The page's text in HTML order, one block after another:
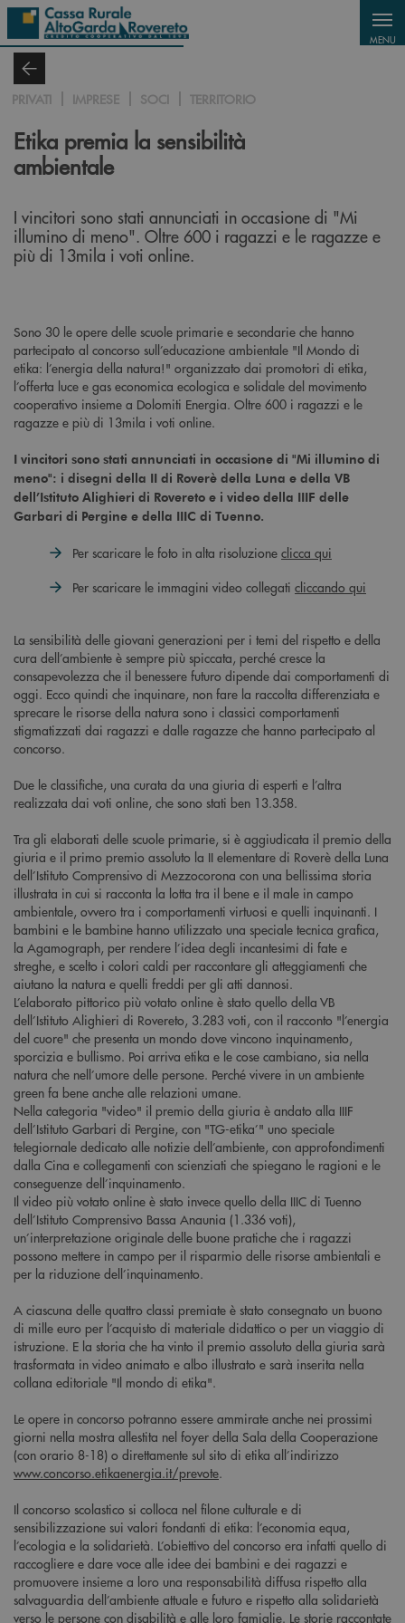
Salta al contenuto principale
MENU
PRIVATI IMPRESE SOCI TERRITORIO
Etika premia la sensibilità
ambientale
I vincitori sono stati annunciati in occasione di "Mi
illumino di meno". Oltre 600 i ragazzi e le ragazze e
più di 13mila i voti online.
Sono 30 le opere delle scuole primarie e secondarie che hanno
partecipato al concorso sull’educazione ambientale "Il Mondo di
etika: l’energia della natura!" organizzato dai promotori di etika,
l’offerta luce e gas economica ecologica e solidale del movimento
cooperativo insieme a Dolomiti Energia. Oltre 600 i ragazzi e le
ragazze e più di 13mila i voti online.
I vincitori sono stati annunciati in occasione di "Mi illumino di
meno": i disegni della II di Roverè della Luna e della VB
dell’Istituto Alighieri di Rovereto e i video della IIIF delle
Garbari di Pergine e della IIIC di Tuenno.
Per scaricare le foto in alta risoluzione clicca qui
Per scaricare le immagini video collegati cliccando qui
La sensibilità delle giovani generazioni per i temi del rispetto e della
cura dell’ambiente è sempre più spiccata, perché cresce la
consapevolezza che il benessere futuro dipende dai comportamenti di
oggi. Ecco quindi che inquinare, non fare la raccolta differenziata e
sprecare le risorse della natura sono i classici comportamenti
stigmatizzati dai ragazzi e dalle ragazze che hanno partecipato al
concorso.
Due le classifiche, una curata da una giuria di esperti e l’altra
realizzata dai voti online, che sono stati ben 13.358.
Tra gli elaborati delle scuole primarie, si è aggiudicata il premio della
giuria e il primo premio assoluto la II elementare di Roverè della Luna
dell’Istituto Comprensivo di Mezzocorona con una bellissima storia
illustrata in cui si racconta la lotta tra il bene e il male in campo
ambientale, ovvero tra i comportamenti virtuosi e quelli inquinanti. I
bambini e le bambine hanno utilizzato una speciale tecnica grafica,
la Agamograph, per rendere l’idea degli incantesimi di fate e
streghe, e scelto i colori caldi per raccontare gli atteggiamenti che
aiutano la natura e quelli freddi per gli atti dannosi.
L’elaborato pittorico più votato online è stato quello della VB
dell’Istituto Alighieri di Rovereto, 3.283 voti, con il racconto "l’energia
del cuore" che presenta un mondo dove vincono inquinamento,
sporcizia e bullismo. Poi arriva etika e le cose cambiano, sia nella
natura che nell’umore delle persone. Perché vivere in un ambiente
green fa bene anche alle relazioni umane.
Nella categoria "video" il premio della giuria è andato alla IIIF
dell’Istituto Garbari di Pergine, con "TG-etika’" uno speciale
telegiornale dedicato alle notizie dell’ambiente, con approfondimenti
dalla Cina e collegamenti con scienziati che spiegano le ragioni e le
conseguenze dell’inquinamento.
Il video più votato online è stato invece quello della IIIC di Tuenno
dell’Istituto Comprensivo Bassa Anaunia (1.336 voti),
un’interpretazione originale delle buone pratiche che i ragazzi
possono mettere in campo per il risparmio delle risorse ambientali e
per la riduzione dell’inquinamento.
A ciascuna delle quattro classi premiate è stato consegnato un buono
di mille euro per l’acquisto di materiale didattico o per un viaggio di
istruzione. E la storia che ha vinto il premio assoluto della giuria sarà
trasformata in video animato e albo illustrato e sarà inserita nella
collana editoriale "Il mondo di etika".
Le opere in concorso potranno essere ammirate anche nei prossimi
giorni nella mostra allestita nel foyer della Sala della Cooperazione
(con orario 8-18) o direttamente sul sito di etika all’indirizzo
www.concorso.etikaenergia.it/prevote.
Il concorso scolastico si colloca nel filone culturale e di
sensibilizzazione sui valori fondanti di etika: l’economia equa,
l’ecologia e la solidarietà. L’obiettivo del concorso era infatti quello di
raccogliere e dare voce alle idee dei bambini e dei ragazzi e
promuovere insieme a loro una responsabilità diffusa rispetto alla
salvaguardia dell’ambiente attuale e futuro e rispetto alla solidarietà
verso le persone con disabilità e alle loro famiglie. Le storie raccontate